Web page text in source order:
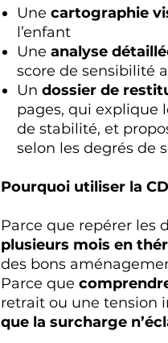
Une cartographie
l’enfant
Une analyse
score de sensibilité
Un dossier de
pages, qui explique
de stabilité, et
selon les degrés de
Pourquoi utiliser la
Parce que repérer les
plusieurs mois en
des bons
Parce que
retrait ou une tension
que la surcharge